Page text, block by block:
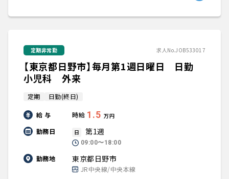
定期非常勤 求人No.JOB533017
【東京都日野市】毎月第1週日曜日 日勤
小児科 外来
定期 日勤(終日)
給 与 時給 1.5 万円
勤務日 日 第1週
09:00〜18:00
勤務地 東京都日野市
JR中央線/中央本線